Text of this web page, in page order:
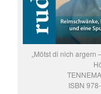
„Mötst di nich
ISBN